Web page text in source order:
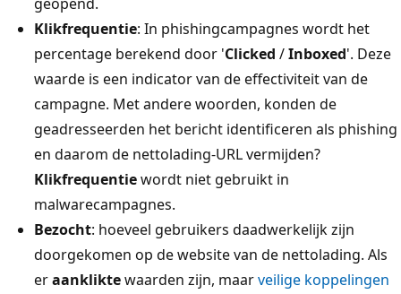
Klikfrequentie: In phishingcampagnes wordt het
percentage berekend door 'Clicked /Inboxed'. Deze
waarde is een indicator van de effectiviteit van de
campagne. Met andere woorden, konden de
geadresseerden het bericht identificeren als phishing
en daarom de nettolading-URL vermijden?
Klikfrequentiewordt niet gebruikt in
malwarecampagnes.
Bezocht: hoeveel gebruikers daadwerkelijk zijn
doorgekomen op de website van de nettolading. Als
eraankliktewaarden zijn, maarveilige koppelingen